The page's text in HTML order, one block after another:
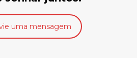
uma mensagem